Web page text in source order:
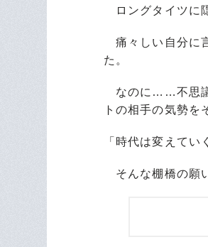
ロングタイツに
痛々しい自分に
た。
なのに……不思議
トの相手の気勢を
「時代は変えてい
そんな棚橋の願